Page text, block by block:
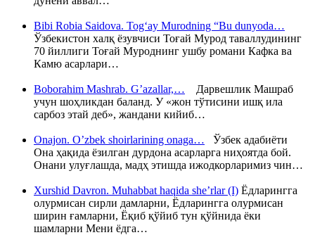
Bibi Robia Saidova. Tog‘ay Murodning “Bu dunyoda…
Ўзбекистон халқ ёзувчиси Тоғай Мурод таваллудининг
70 йиллиги Тоғай Муроднинг ушбу романи Кафка ва
Камю асарлари…
Boborahim Mashrab. G’azallar,… Дарвешлик Машраб
учун шоҳликдан баланд. У «жон тўтисини ишқ ила
сарбоз этай деб», жандани кийиб…
Onajon. O’zbek shoirlarining onaga… Ўзбек адабиёти
Она ҳақида ёзилган дурдона асарларга ниҳоятда бой.
Онани улуғлашда, мадҳ этишда ижодкорларимиз чин…
Xurshid Davron. Muhabbat haqida she’rlar (I) Ёдларингга
олурмисан сирли дамларни, Ёдларингга олурмисан
ширин ғамларни, Ёқиб қўйиб тун қўйнида ёки
шамларни Мени ёдга…